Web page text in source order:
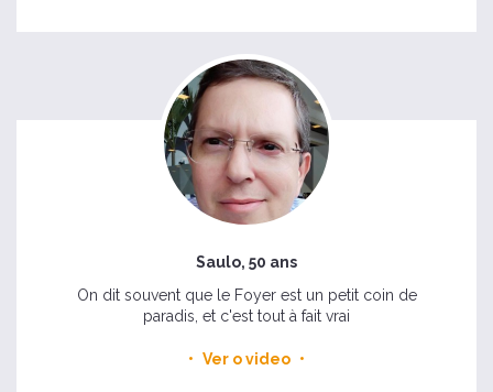
Saulo, 50 ans
On dit souvent que le Foyer est un petit coin de
paradis, et c'est tout à fait vrai
Ver o video